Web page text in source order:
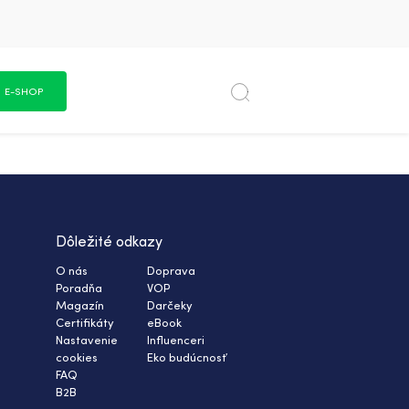
E-SHOP
Dôležité odkazy
O nás
Poradňa
Magazín
Certifikáty
Nastavenie
cookies
FAQ
B2B
Doprava
VOP
Darčeky
eBook
Influenceri
Eko budúcnosť